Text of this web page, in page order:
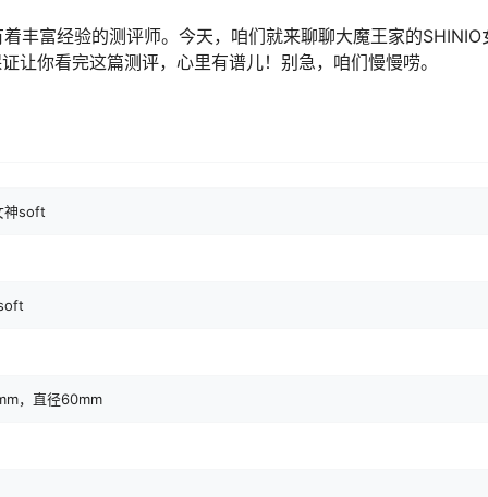
丰富经验的测评师。今天，咱们就来聊聊大魔王家的SHINIO
你看完这篇测评，心里有谱儿！别急，咱们慢慢唠。
神soft
，直径60mm